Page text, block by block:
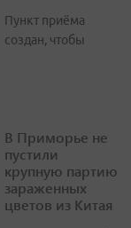
Пункт приёма
создан, чтобы
В Приморье не
пустили
крупную партию
зараженных
цветов из Китая